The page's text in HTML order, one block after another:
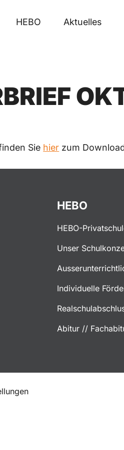
HEBO Aktuelles
Sie hier zum
HEBO
HEBO-
Unser
Individuelle
Abitur //